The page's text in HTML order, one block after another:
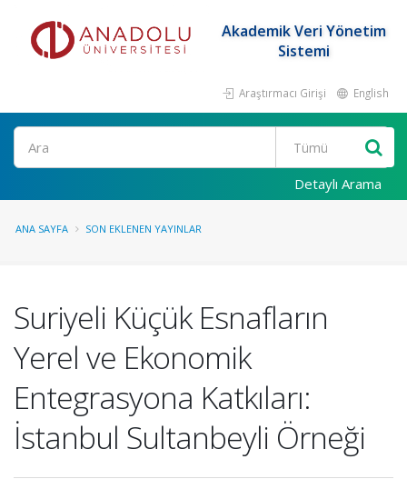
Akademik Veri Yönetim
Sistemi
Araştırmacı Girişi English
Ara
Detaylı Arama
ANA SAYFA SON EKLENEN YAYINLAR
Suriyeli Küçük Esnafların
Yerel ve Ekonomik
Entegrasyona Katkıları:
İstanbul Sultanbeyli Örneği